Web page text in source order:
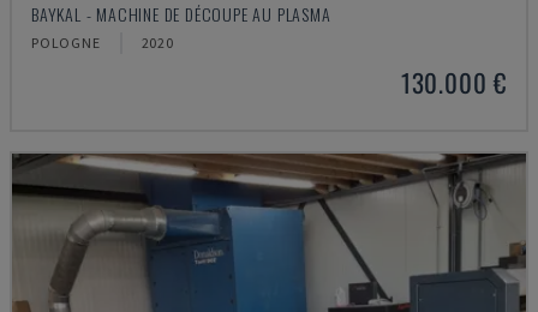
BAYKAL - MACHINE DE DÉCOUPE AU PLASMA
POLOGNE 2020
130.000 €